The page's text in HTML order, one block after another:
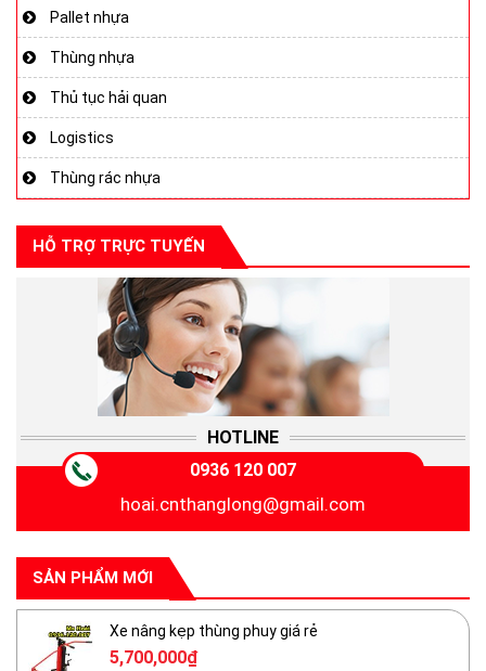
Pallet nhựa
Thùng nhựa
Thủ tục hải quan
Logistics
Thùng rác nhựa
HỖ TRỢ TRỰC TUYẾN
HOTLINE
0936 120 007
hoai.cnthanglong@gmail.com
SẢN PHẨM MỚI
Xe nâng kẹp thùng phuy giá rẻ
5,700,000₫